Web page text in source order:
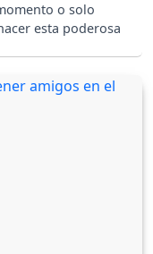
o solo
esta poderosa